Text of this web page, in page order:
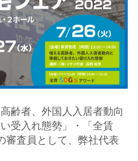
齢者、外国人入居者動向
受入れ態勢」・「全賃
審査員として、弊社代表